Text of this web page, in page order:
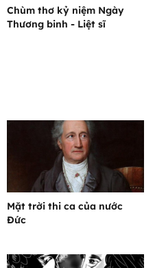
Chùm thơ kỷ niệm Ngày
Thương binh - Liệt sĩ
Mặt trời thi ca của nước
Đức